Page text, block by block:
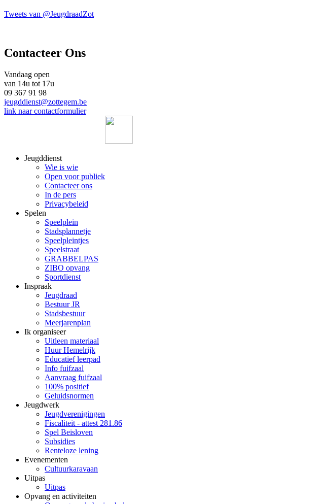
Tweets van @JeugdraadZot
Contacteer Ons
Vandaag open
van 14u tot 17u
09 367 91 98
jeugddienst@zottegem.be
link naar contactformulier
Jeugddienst
Wie is wie
Open voor publiek
Contacteer ons
In de pers
Privacybeleid
Spelen
Speelplein
Stadsplannetje
Speelpleintjes
Speelstraat
GRABBELPAS
ZIBO opvang
Sportdienst
Inspraak
Jeugdraad
Bestuur JR
Stadsbestuur
Meerjarenplan
Ik organiseer
Uitleen materiaal
Huur Hemelrijk
Educatief leerpad
Info fuifzaal
Aanvraag fuifzaal
100% positief
Geluidsnormen
Jeugdwerk
Jeugdverenigingen
Fiscaliteit - attest 281.86
Spel Beisloven
Subsidies
Renteloze lening
Evenementen
Cultuurkaravaan
Uitpas
Uitpas
Opvang en activiteiten